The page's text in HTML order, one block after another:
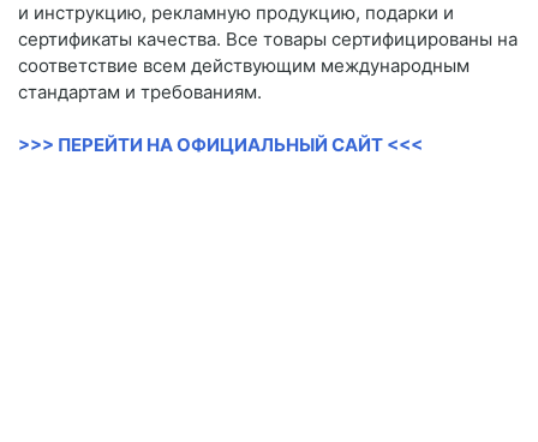
и инструкцию, рекламную продукцию, подарки и
сертификаты качества. Все товары сертифицированы на
соответствие всем действующим международным
стандартам и требованиям.
>>> ПЕРЕЙТИ НА ОФИЦИАЛЬНЫЙ САЙТ <<<